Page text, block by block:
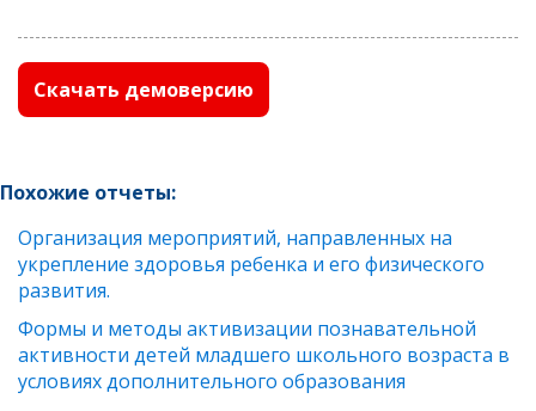
Скачать демоверсию
Похожие отчеты:
Организация мероприятий, направленных на
укрепление здоровья ребенка и его физического
развития.
Формы и методы активизации познавательной
активности детей младшего школьного возраста в
условиях дополнительного образования